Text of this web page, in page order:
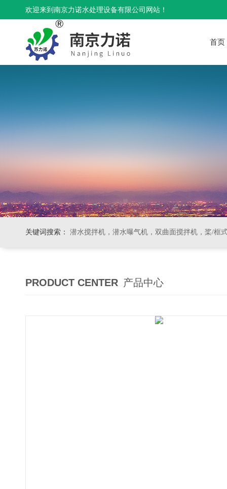
欢迎来到南京力诺水处理设备有限公司网站！
首页
关键词搜索： 潜水搅拌机，潜水曝气机，双曲面搅拌机，桨/框式搅拌
PRODUCT CENTER 产品中心